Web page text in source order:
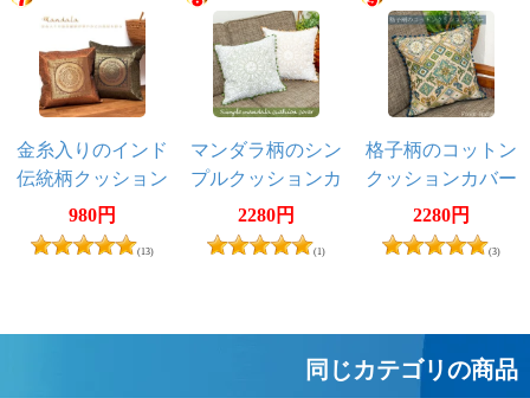
金糸入りのインド
伝統柄クッション
カバー 曼荼羅
980円
(13)
マンダラ柄のシン
プルクッションカ
バー
2280円
(1)
格子柄のコットン
クッションカバー
2280円
(3)
同じカテゴリの商品